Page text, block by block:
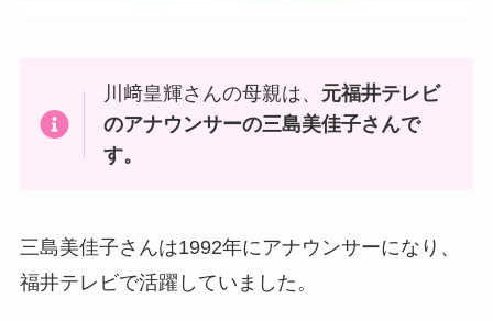
川﨑皇輝さんの母親は、 元福井テレビ
のアナウンサーの三島美佳子さんで
す。
三島美佳子さんは1992年にアナウンサーになり、
福井テレビで活躍していました。